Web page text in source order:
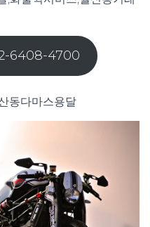
6408-4700
동다마스용달